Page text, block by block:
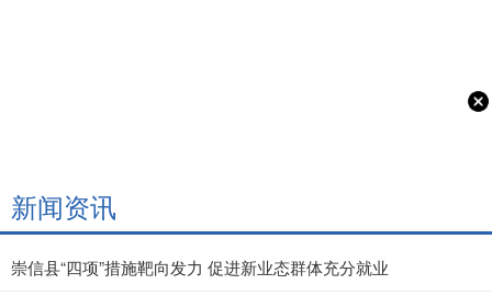
新闻资讯
崇信县“四项”措施靶向发力 促进新业态群体充分就业